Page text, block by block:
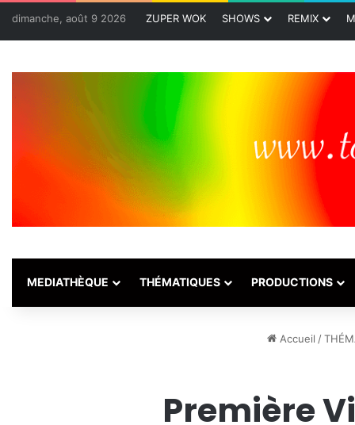
dimanche, août 9 2026 ZUPER WOK SHOWS REMIX
MEDIATHÈQUE THÉMATIQUES PRODUCTIONS
Accueil /
Première